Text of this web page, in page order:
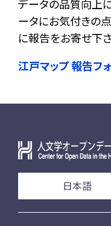
データの品質向上
ータにお気付きの
に報告をお寄せ下さ
江戸マップ 報告フ
日本語